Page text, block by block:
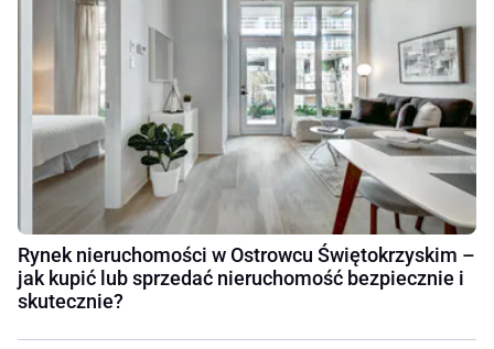
Rynek nieruchomości w Ostrowcu Świętokrzyskim –
jak kupić lub sprzedać nieruchomość bezpiecznie i
skutecznie?